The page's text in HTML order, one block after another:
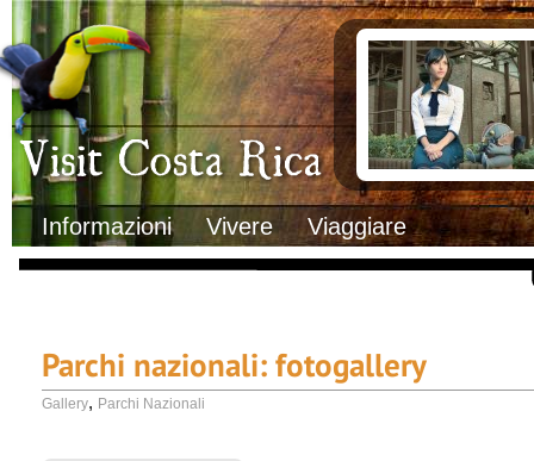
Visit Costa Rica
Informazioni Vivere Viaggiare
Clima
Geografia
Informazioni Geografiche
Letteratura e cultura
Gastronomia
Lo sapevi che
Musica
Natura
Storia
Trasporti Interni
Documenti
Italiani in Costa
L’ambasciata
Opportunità
Parchi nazionali: fotogallery
Gallery, Parchi Nazionali